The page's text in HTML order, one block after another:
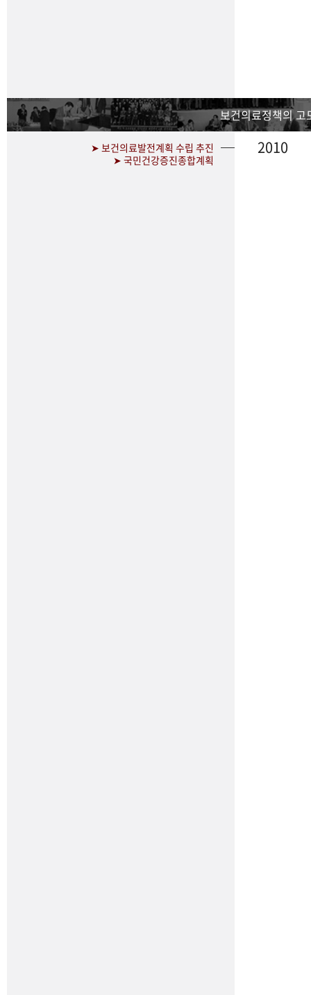
보건의료정책의 고
➤ 보건의료발전계획 수립 추진
➤ 국민건강증진종합계획
2010